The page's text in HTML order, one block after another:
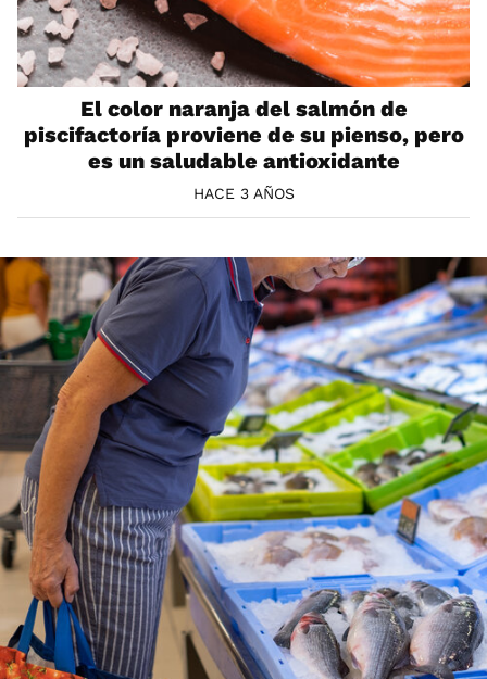
El color naranja del salmón de
piscifactoría proviene de su pienso, pero
es un saludable antioxidante
HACE 3 AÑOS